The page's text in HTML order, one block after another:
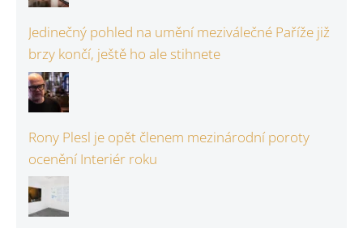
Jedinečný pohled na umění meziválečné Paříže již
brzy končí, ještě ho ale stihnete
Rony Plesl je opět členem mezinárodní poroty
ocenění Interiér roku